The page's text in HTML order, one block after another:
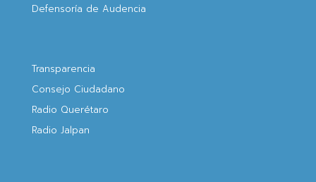
Defensoría de Audencia
Transparencia
Consejo Ciudadano
Radio Querétaro
Radio Jalpan